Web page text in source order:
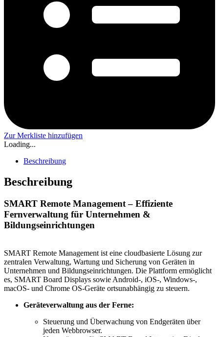
Zur Merkliste hinzufügen
Loading...
Beschreibung
Beschreibung
SMART Remote Management – Effiziente
Fernverwaltung für Unternehmen &
Bildungseinrichtungen
SMART Remote Management ist eine cloudbasierte Lösung zur
zentralen Verwaltung, Wartung und Sicherung von Geräten in
Unternehmen und Bildungseinrichtungen. Die Plattform ermöglicht
es, SMART Board Displays sowie Android-, iOS-, Windows-,
macOS- und Chrome OS-Geräte ortsunabhängig zu steuern.
Geräteverwaltung aus der Ferne:
Steuerung und Überwachung von Endgeräten über
jeden Webbrowser.